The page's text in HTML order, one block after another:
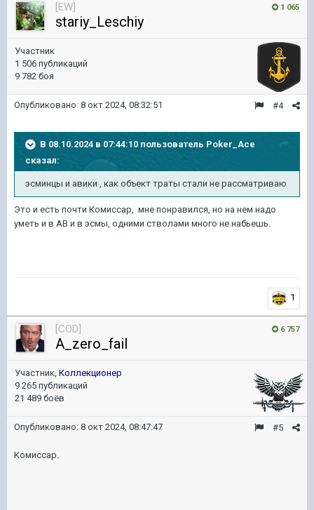
1 065
[EW]
stariy_Leschiy
Участник
1 506 публикаций
9 782 боя
#4
Опубликовано: 8 окт 2024, 08:32:51
В 08.10.2024 в 07:44:10 пользователь Poker_Ace
сказал:
эсминцы и авики , как объект траты стали не рассматриваю
Это и есть почти Комиссар, мне понравился, но на нем надо
уметь и в АВ и в эсмы, одними стволами много не набьешь.
1
6 757
[COD]
A_zero_fail
Участник, Коллекционер
9 265 публикаций
21 489 боёв
#5
Опубликовано: 8 окт 2024, 08:47:47
Комиссар.